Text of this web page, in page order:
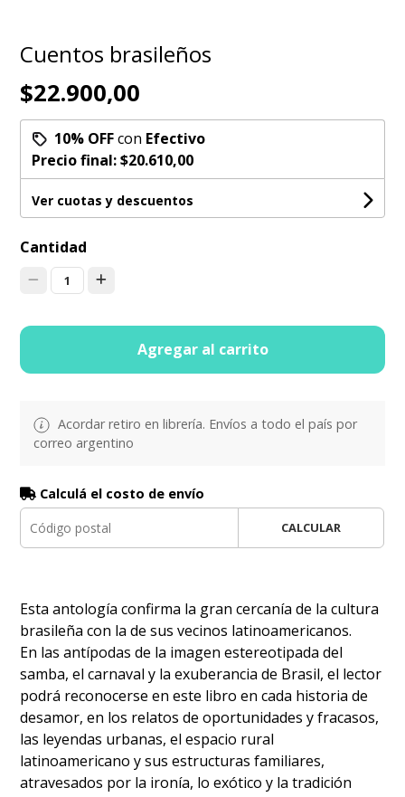
Cuentos brasileños
$22.900,00
10% OFFcon Efectivo
Precio final:$20.610,00
Ver cuotas y descuentos
Cantidad
1
Agregar al carrito
Acordar retiro en librería. Envíos a todo el país por
correo argentino
Calculá el costo de envío
CALCULAR
Esta antología confirma la gran cercanía de la cultura
brasileña con la de sus vecinos latinoamericanos.
En las antípodas de la imagen estereotipada del
samba, el carnaval y la exuberancia de Brasil, el lector
podrá reconocerse en este libro en cada historia de
desamor, en los relatos de oportunidades y fracasos,
las leyendas urbanas, el espacio rural
latinoamericano y sus estructuras familiares,
atravesados por la ironía, lo exótico y la tradición